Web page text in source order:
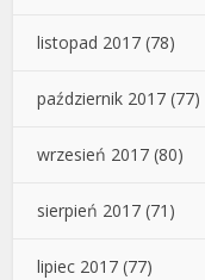
listopad 2017 (78)
październik 2017 (77)
wrzesień 2017 (80)
sierpień 2017 (71)
lipiec 2017 (77)